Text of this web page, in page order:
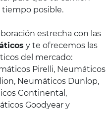
posible.
estrecha con las
y te ofrecemos las
del mercado:
Pirelli, Neumáticos
Neumáticos Dunlop,
Continental,
Goodyear y